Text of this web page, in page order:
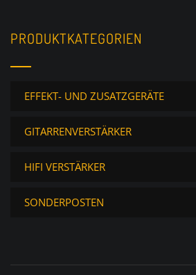
PRODUKTKATEGORIEN
EFFEKT- UND ZUSATZGERÄTE
GITARRENVERSTÄRKER
HIFI VERSTÄRKER
SONDERPOSTEN